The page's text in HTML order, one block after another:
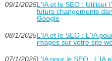
09/1/2025L'IA et le SEO : Utiliser
futurs changements
Google
08/1/2025L'IA et le SEO : L'IA
images sur votre site
07/1/2025L'IA pour le SEO : L'IA